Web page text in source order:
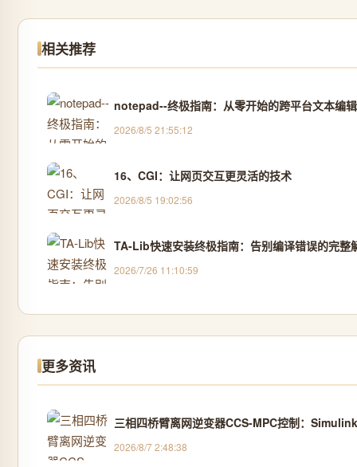
相关推荐
notepad--终极指南：从零开始的跨平台文本编
2026/8/5 21:55:12
16、CGI：让网页交互更灵活的技术
2026/8/5 19:02:56
TA-Lib快速安装终极指南：告别编译错误的完整
2026/7/26 11:10:59
更多资讯
三相四桥臂离网逆变器CCS-MPC控制：
2026/8/7 2:48:38